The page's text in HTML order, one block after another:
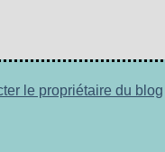
le propriétaire du blog